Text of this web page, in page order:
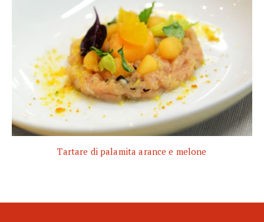
Tartare di palamita arance e melone